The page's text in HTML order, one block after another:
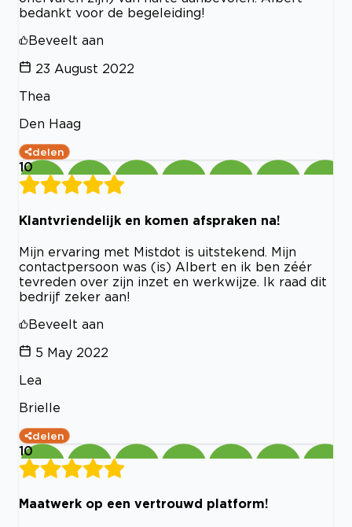
bedankt voor de begeleiding!
Beveelt aan
23 August 2022
Thea
Den Haag
delen
10
Klantvriendelijk en komen afspraken na!
Mijn ervaring met Mistdot is uitstekend. Mijn
contactpersoon was (is) Albert en ik ben zéér
tevreden over zijn inzet en werkwijze. Ik raad dit
bedrijf zeker aan!
Beveelt aan
5 May 2022
Lea
Brielle
delen
10
Maatwerk op een vertrouwd platform!